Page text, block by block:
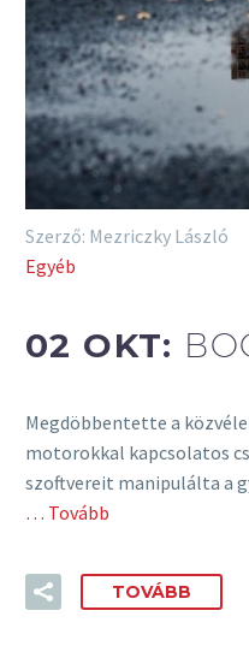
Szerző: Mezriczky László
Egyéb
02 OKT:
Megdöbbentette a
motorokkal kapcsolatos
szoftvereit manipulálta a
… Tovább
TOVÁBB